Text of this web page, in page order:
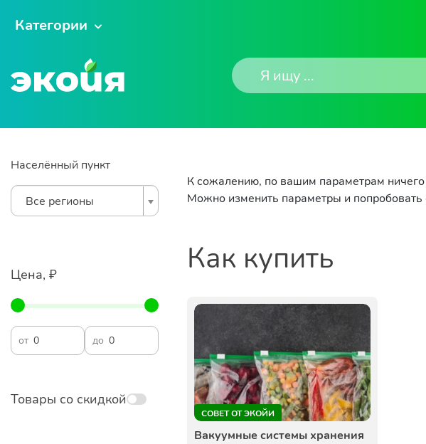
Категории
Населённый пункт
Все регионы
Цена, ₽
от до
Товары со скидкой
К сожалению, по вашим параметрам ничего
Можно изменить параметры и попробовать
Как купить
СОВЕТ ОТ ЭКОЙИ
Вакуумные системы хранения